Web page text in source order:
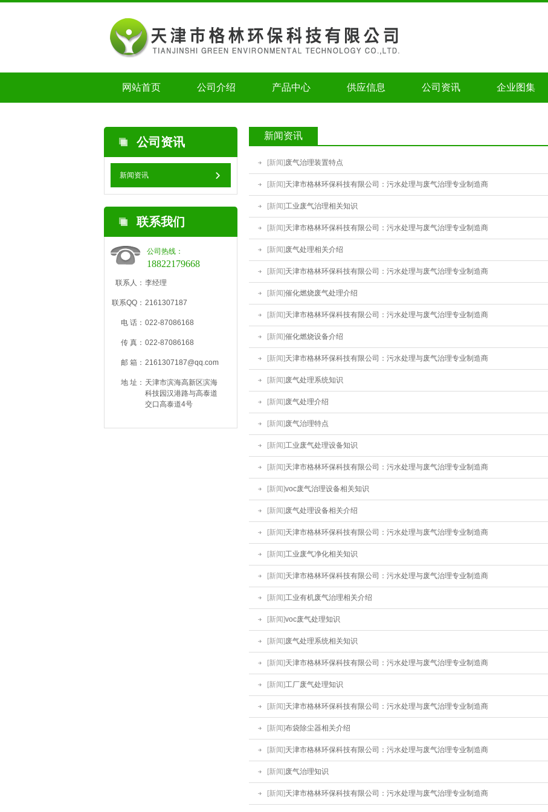
网站首页 公司介绍 产品中心 供应信息 公司资讯 企业图集
公司资讯
新闻资讯
联系我们
公司热线：
18822179668
联系人： 李经理
联系QQ： 2161307187
电 话： 022-87086168
传 真： 022-87086168
邮 箱： 2161307187@qq.com
地 址： 天津市滨海高新区滨海
科技园汉港路与高泰道
交口高泰道4号
新闻资讯
[新闻]废气治理装置特点
[新闻]天津市格林环保科技有限公司：污水处理与废气治理专业制造商
[新闻]工业废气治理相关知识
[新闻]天津市格林环保科技有限公司：污水处理与废气治理专业制造商
[新闻]废气处理相关介绍
[新闻]天津市格林环保科技有限公司：污水处理与废气治理专业制造商
[新闻]催化燃烧废气处理介绍
[新闻]天津市格林环保科技有限公司：污水处理与废气治理专业制造商
[新闻]催化燃烧设备介绍
[新闻]天津市格林环保科技有限公司：污水处理与废气治理专业制造商
[新闻]废气处理系统知识
[新闻]废气处理介绍
[新闻]废气治理特点
[新闻]工业废气处理设备知识
[新闻]天津市格林环保科技有限公司：污水处理与废气治理专业制造商
[新闻]voc废气治理设备相关知识
[新闻]废气处理设备相关介绍
[新闻]天津市格林环保科技有限公司：污水处理与废气治理专业制造商
[新闻]工业废气净化相关知识
[新闻]天津市格林环保科技有限公司：污水处理与废气治理专业制造商
[新闻]工业有机废气治理相关介绍
[新闻]voc废气处理知识
[新闻]废气处理系统相关知识
[新闻]天津市格林环保科技有限公司：污水处理与废气治理专业制造商
[新闻]工厂废气处理知识
[新闻]天津市格林环保科技有限公司：污水处理与废气治理专业制造商
[新闻]布袋除尘器相关介绍
[新闻]天津市格林环保科技有限公司：污水处理与废气治理专业制造商
[新闻]废气治理知识
[新闻]天津市格林环保科技有限公司：污水处理与废气治理专业制造商